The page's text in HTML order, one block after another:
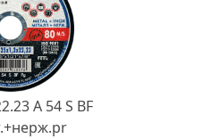
A 54 S BF